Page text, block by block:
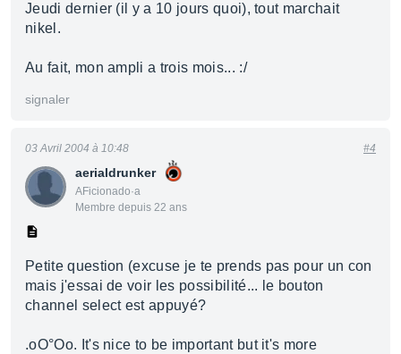
Jeudi dernier (il y a 10 jours quoi), tout marchait
nikel.
Au fait, mon ampli a trois mois... :/
signaler
aerialdrunker
AFicionado·a
Membre depuis 22 ans
03 Avril 2004 à 10:48 #4
Petite question (excuse je te prends pas pour un con
mais j'essai de voir les possibilité... le bouton
channel select est appuyé?
.oO°Oo. It's nice to be important but it's more